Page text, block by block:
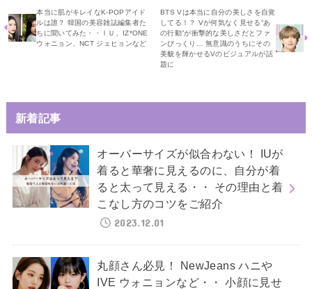
本当に肌がキレイなK-POPアイド
ルは誰？ 韓国の美容雑誌編集者た
ちに聞いてみた・・ＩＵ、IZ*ONE
ウォニョン、NCT ジェヒョンなど
BTS Vは本当に自分の美しさを自覚
してる！？ Vが何気なく見せる“あ
の行動”が衝撃的な美しさだとファ
ンびっくり… 無意識のうちにその
美貌を輝かせるVのビジュアルが話
題に
新着記事
オーバーサイズが似合わない！ IUが
着ると華奢に見えるのに、自分が着
ると太って見える・・ その理由と着
こなし方のコツをご紹介
2023.12.01
丸顔さん必見！ NewJeans ハニや
IVE ウォニョンなど・・ 小顔に見せ